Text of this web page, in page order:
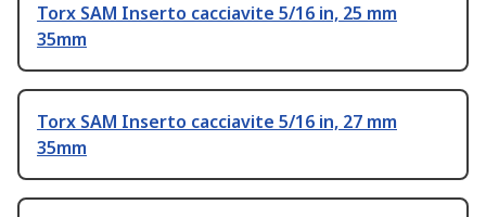
Torx SAM Inserto cacciavite 5/16 in, 25 mm
35mm
Torx SAM Inserto cacciavite 5/16 in, 27 mm
35mm